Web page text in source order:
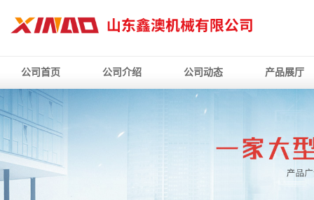
公司首页 公司介绍 公司动态 产品展厅